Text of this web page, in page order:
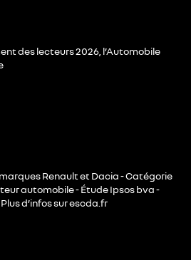
des lecteurs 2026, l’Automobile
Renault et Dacia - Catégorie
automobile - Étude Ipsos bva -
d’infos sur escda.fr